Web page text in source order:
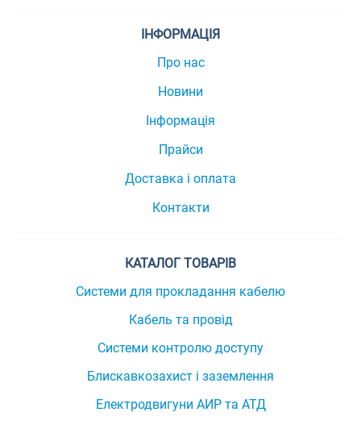
ІНФОРМАЦІЯ
Про нас
Новини
Інформація
Прайси
Доставка і оплата
Контакти
КАТАЛОГ ТОВАРІВ
Системи для прокладання кабелю
Кабель та провід
Системи контролю доступу
Блискавкозахист і заземлення
Електродвигуни АИР та АТД